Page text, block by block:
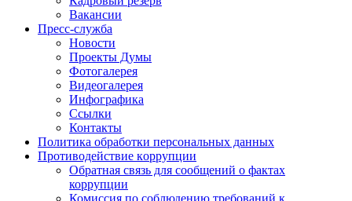
Вакансии
Пресс-служба
Новости
Проекты Думы
Фотогалерея
Видеогалерея
Инфографика
Ссылки
Контакты
Политика обработки персональных данных
Прoтивoдeйствие кoрpупции
Обратная связь для сообщений о фактах
коррупции
Комиссия по соблюдению требований к